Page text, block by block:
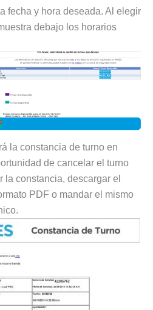
fecha y hora deseada. Al elegir
debajo los horarios
la constancia de turno en
de cancelar el turno
la constancia, descargar el
PDF o mandar el mismo